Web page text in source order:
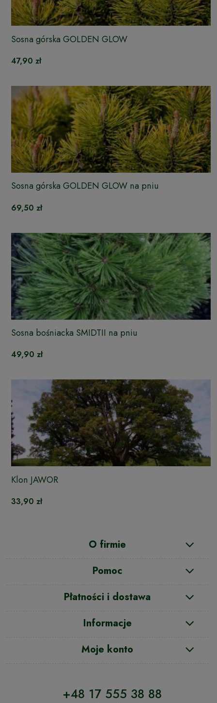
Sosna górska GOLDEN GLOW
47,90 zł
Sosna górska GOLDEN GLOW na pniu
69,50 zł
Sosna bośniacka SMIDTII na pniu
49,90 zł
Klon JAWOR
33,90 zł
O firmie
Pomoc
Płatności i dostawa
Informacje
Moje konto
+48 17 555 38 88